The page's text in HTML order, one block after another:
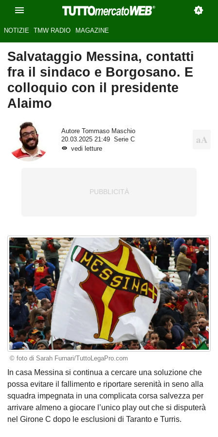
NOTIZIE TMW RADIO MAGAZINE
Salvataggio Messina, contatti
fra il sindaco e Borgosano. E
colloquio con il presidente
Alaimo
Autore
Tommaso Maschio
20.03.2025 21:49
Serie C
vedi letture
© foto di Sarah Furnari/TuttoLegaPro.com
In casa Messina si continua a cercare una soluzione che
possa evitare il fallimento e riportare serenità in seno alla
squadra impegnata in una complicata corsa salvezza per
arrivare almeno a giocare l’unico play out che si disputerà
nel Girone C dopo le esclusioni di Taranto e Turris.